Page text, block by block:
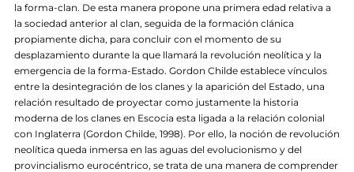
la forma-clan. De esta manera propone una primera edad relativa a
la sociedad anterior al clan, seguida de la formación clánica
propiamente dicha, para concluir con el momento de su
desplazamiento durante la que llamará la revolución neolítica y la
emergencia de la forma-Estado. Gordon Childe establece vínculos
entre la desintegración de los clanes y la aparición del Estado, una
relación resultado de proyectar como justamente la historia
moderna de los clanes en Escocia esta ligada a la relación colonial
con Inglaterra (Gordon Childe, 1998). Por ello, la noción de revolución
neolítica queda inmersa en las aguas del evolucionismo y del
provincialismo eurocéntrico, se trata de una manera de comprender